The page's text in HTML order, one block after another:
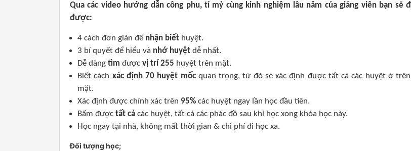
Qua các video hướng dẫn công phu, tỉ mỷ cùng kinh nghiệm lâu năm của giảng viên bạn sẽ
được:
4 cách đơn giản để nhận biết huyệt.
3 bí quyết để hiểu và nhớ huyệt dễ nhất.
Dễ dàng tìm được vị trí 255 huyệt trên mặt.
Biết cách xác định 70 huyệt mốcquan trọng, từ đó sẽ xác định được tất cả các huyệt ở trên
mặt.
Xác định được chính xác trên 95% các huyệt ngay lần học đầu tiên.
Bấm được tất cả các huyệt, tất cả các phác đồ sau khi học xong khóa học này.
Học ngay tại nhà, không mất thời gian & chi phí đi học xa.
Đối tượng học;